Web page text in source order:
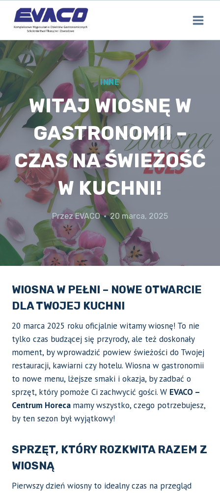
Przejdź
INNE
WITAJ WIOSNĘ W
GASTRONOMII –
CZAS NA ŚWIEŻOŚĆ
W KUCHNI!
PrzezEVACO 20 marca, 2025
WIOSNA W PEŁNI – NOWE OTWARCIE
DLA TWOJEJ KUCHNI
20 marca 2025 roku oficjalnie witamy wiosnę! To nie
tylko czas budzącej się przyrody, ale też doskonały
moment, by wprowadzić powiew świeżości do Twojej
restauracji, kawiarni czy hotelu. Wiosna w gastronomii
to nowe menu, lżejsze smaki i okazja, by zadbać o
sprzęt, który pomoże Ci zachwycić gości. W EVACO –
Centrum Horeca mamy wszystko, czego potrzebujesz,
by ten sezon był wyjątkowy!
SPRZĘT, KTÓRY ROZKWITA RAZEM Z
WIOSNĄ
Pierwszy dzień wiosny to idealny czas na przegląd